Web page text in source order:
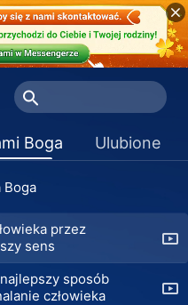
Boga Ulubione
Boga
muszą przejść
Jego
wobec
Boga
przez
sens
sposób
człowieka